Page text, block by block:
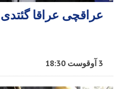
عراقچی عراقا گئتدی
3 آوقوست 18:30